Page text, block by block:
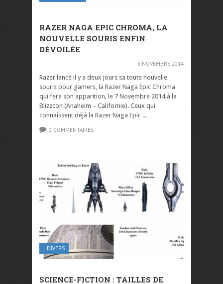
RAZER NAGA EPIC CHROMA, LA
NOUVELLE SOURIS ENFIN
DÉVOILÉE
3 NOVEMBRE 2014
Razer lancé il y a deux jours sa toute nouvelle
souris pour gamers, la Razer Naga Epic Chroma
qui fera son apparition, le 7 Novembre 2014 à la
Blizzcon (Anaheim – Californie). Ceux qui
connaissent déjà la Razer Naga Epic ...
0 COMMENTAIRES
DIVERS
SCIENCE-FICTION : TAILLES DE